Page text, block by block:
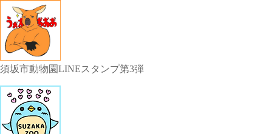
須坂市動物園LINEスタンプ第3弾